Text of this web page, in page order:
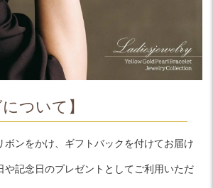
ついて】
ボンをかけ、ギフトバックを付けてお届け
や記念日のプレゼントとしてご利用いただ